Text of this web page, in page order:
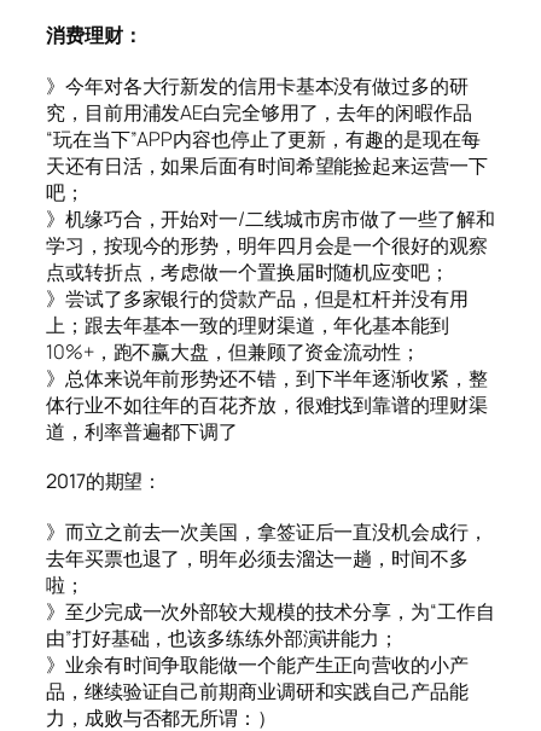
消费理财：
》今年对各大行新发的信用卡基本没有做过多的研
究，目前用浦发AE白完全够用了，去年的闲暇作品
“玩在当下”APP内容也停止了更新，有趣的是现在每
天还有日活，如果后面有时间希望能捡起来运营一下
吧；
》机缘巧合，开始对一/二线城市房市做了一些了解和
学习，按现今的形势，明年四月会是一个很好的观察
点或转折点，考虑做一个置换届时随机应变吧；
》尝试了多家银行的贷款产品，但是杠杆并没有用
上；跟去年基本一致的理财渠道，年化基本能到
10%+，跑不赢大盘，但兼顾了资金流动性；
》总体来说年前形势还不错，到下半年逐渐收紧，整
体行业不如往年的百花齐放，很难找到靠谱的理财渠
道，利率普遍都下调了
2017的期望：
》而立之前去一次美国，拿签证后一直没机会成行，
去年买票也退了，明年必须去溜达一趟，时间不多
啦；
》至少完成一次外部较大规模的技术分享，为“工作自
由”打好基础，也该多练练外部演讲能力；
》业余有时间争取能做一个能产生正向营收的小产
品，继续验证自己前期商业调研和实践自己产品能
力，成败与否都无所谓：）